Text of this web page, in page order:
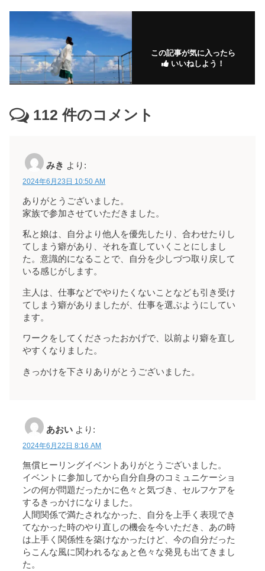
この記事が気に入ったら
いいねしよう！
112 件のコメント
みき より:
2024年6月23日 10:50 AM
ありがとうございました。
家族で参加させていただきました。
私と娘は、自分より他人を優先したり、合わせたりし
てしまう癖があり、それを直していくことにしまし
た。意識的になることで、自分を少しづつ取り戻して
いる感じがします。
主人は、仕事などでやりたくないことなども引き受け
てしまう癖がありましたが、仕事を選ぶようにしてい
ます。
ワークをしてくださったおかげで、以前より癖を直し
やすくなりました。
きっかけを下さりありがとうございました。
あおい より:
2024年6月22日 8:16 AM
無償ヒーリングイベントありがとうございました。
イベントに参加してから自分自身のコミュニケーショ
ンの何が問題だったかに色々と気づき、セルフケアを
するきっかけになりました。
人間関係で満たされなかった、自分を上手く表現でき
てなかった時のやり直しの機会を今いただき、あの時
は上手く関係性を築けなかったけど、今の自分だった
らこんな風に関われるなぁと色々な発見も出てきまし
た。